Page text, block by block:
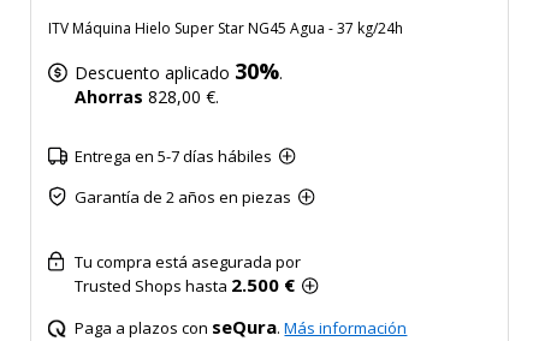
ITV Máquina Hielo Super Star NG45 Agua - 37 kg/24h
Descuento aplicado 30%.
Ahorras 828,00 €.
Entrega en 5-7 días hábiles
Garantía de 2 años en piezas
Tu compra está asegurada por
Trusted Shops hasta 2.500 €
Paga a plazos con seQura.Más información